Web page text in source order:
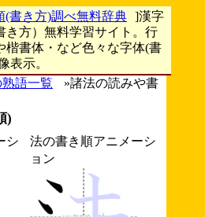
(書き方)調べ無料辞典 ]漢字
き方）無料学習サイト。行
楷書体・など色々な字体(書
表示。
語一覧
»諸法の読みや書
)
シ
法の書き順アニメーシ
ョン